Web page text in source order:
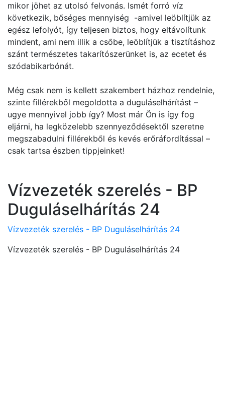
mikor jöhet az utolsó felvonás. Ismét forró víz
következik, bőséges mennyiség -amivel leöblítjük az
egész lefolyót, így teljesen biztos, hogy eltávolítunk
mindent, ami nem illik a csőbe, leöblítjük a tisztításhoz
szánt természetes takarítószerünket is, az ecetet és
szódabikarbónát.
Még csak nem is kellett szakembert házhoz rendelnie,
szinte fillérekből megoldotta a duguláselhárítást –
ugye mennyivel jobb így? Most már Ön is így fog
eljárni, ha legközelebb szennyeződésektől szeretne
megszabadulni fillérekből és kevés erőráfordítással –
csak tartsa észben tippjeinket!
Vízvezeték szerelés - BP
Duguláselhárítás 24
Vízvezeték szerelés - BP Duguláselhárítás 24
Vízvezeték szerelés - BP Duguláselhárítás 24